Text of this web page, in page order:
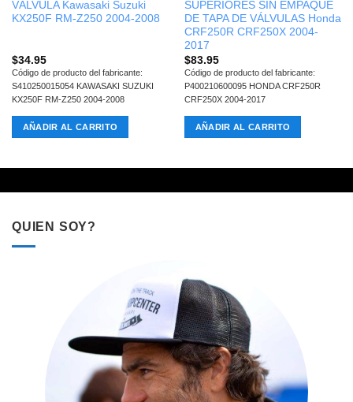
VÁLVULA Kawasaki Suzuki
KX250F RM-Z250 2004-2008
$34.95
Código de producto del fabricante:
S410250015054 KAWASAKI SUZUKI
KX250F RM-Z250 2004-2008
AÑADIR AL CARRITO
SUPERIORES SIN EMPAQUE
DE TAPA DE VÁLVULAS Honda
CRF250R CRF250X 2004-
2017
$83.95
Código de producto del fabricante:
P400210600095 HONDA CRF250R
CRF250X 2004-2017
AÑADIR AL CARRITO
QUIEN SOY?